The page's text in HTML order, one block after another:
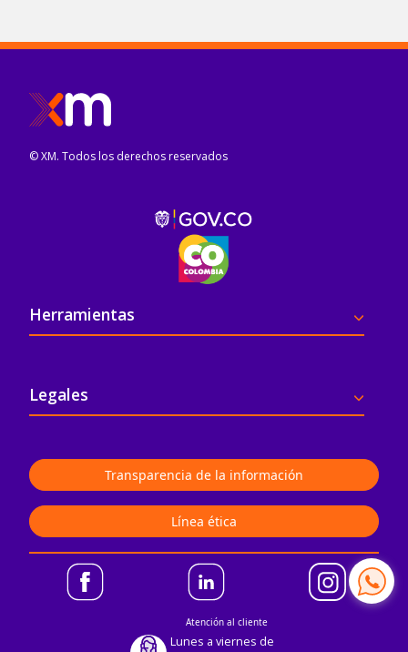
Atención al cliente
Lunes a viernes de
© XM. Todos los derechos reservados
Pie de página
Herramientas
Legales
Transparencia de la información
Línea ética